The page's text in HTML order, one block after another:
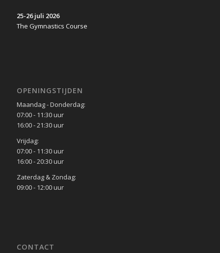
25-26 juli 2026
The Gymnastics Course
OPENINGSTIJDEN
Maandag - Donderdag:
07:00 - 11:30 uur
16:00 - 21:30 uur
Vrijdag:
07:00 - 11:30 uur
16:00 - 20:30 uur
Zaterdag & Zondag:
09:00 - 12:00 uur
CONTACT